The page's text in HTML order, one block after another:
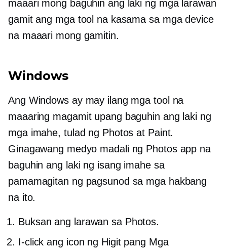
maaari mong baguhin ang laki ng mga larawan
gamit ang mga tool na kasama sa mga device
na maaari mong gamitin.
Windows
Ang Windows ay may ilang mga tool na
maaaring magamit upang baguhin ang laki ng
mga imahe, tulad ng Photos at Paint.
Ginagawang medyo madali ng Photos app na
baguhin ang laki ng isang imahe sa
pamamagitan ng pagsunod sa mga hakbang
na ito.
Buksan ang larawan sa Photos.
I-click ang icon ng Higit pang Mga